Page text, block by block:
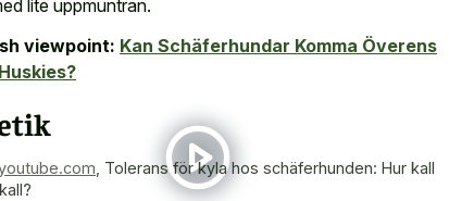
lite uppmuntran.
viewpoint: Kan Schäferhundar Komma Överens
Tolerans för kyla hos schäferhunden: Hur kall